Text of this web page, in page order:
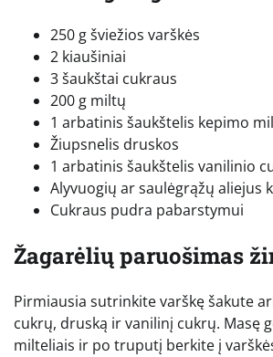
250 g šviežios varškės
2 kiaušiniai
3 šaukštai cukraus
200 g miltų
1 arbatinis šaukštelis kepimo
Žiupsnelis druskos
1 arbatinis šaukštelis vanilinio
Alyvuogių ar saulėgrąžų aliejus
Cukraus pudra pabarstymui
Žagarėlių paruošimas
Pirmiausia sutrinkite varškę šakute
cukrų, druską ir vanilinį cukrų. Masę
milteliais ir po truputį berkite į